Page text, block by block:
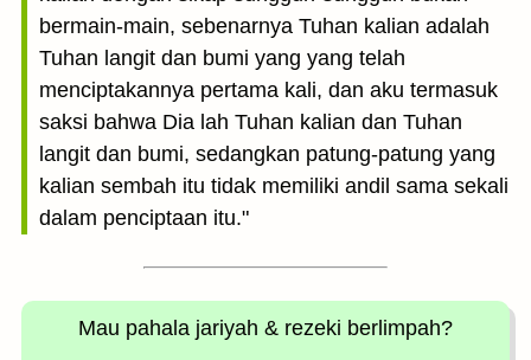
bermain-main, sebenarnya Tuhan kalian adalah
Tuhan langit dan bumi yang yang telah
menciptakannya pertama kali, dan aku termasuk
saksi bahwa Dia lah Tuhan kalian dan Tuhan
langit dan bumi, sedangkan patung-patung yang
kalian sembah itu tidak memiliki andil sama sekali
dalam penciptaan itu."
Mau pahala jariyah & rezeki berlimpah?